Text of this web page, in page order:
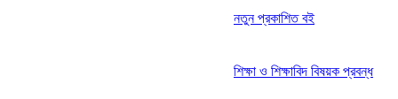
নতুন প্রকাশিত বই
শিক্ষা ও শিক্ষাবিদ বিষয়ক প্রবন্ধ